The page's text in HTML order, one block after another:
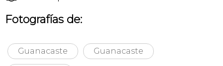
Fotografías de:
Guanacaste Guanacaste